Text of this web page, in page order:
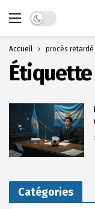
Dark mode
Accueil procès retardé
Étiquette
Catégories